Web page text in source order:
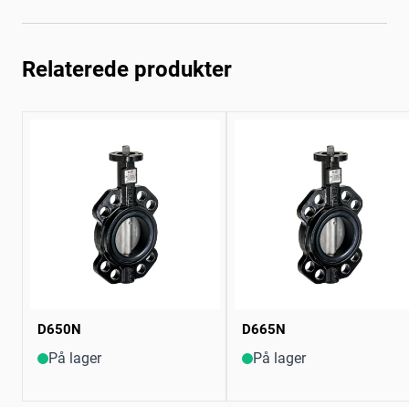
Relaterede produkter
D650N
På lager
D665N
På lager